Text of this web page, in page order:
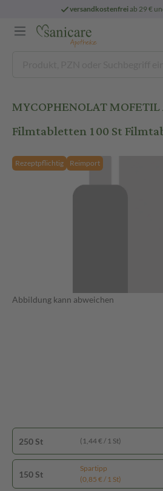
versandkostenfreiab 29 €
MYCOPHENOLAT
Filmtabletten 100 St
Rezeptpflichtig Reimport
Abbildung kann abweichen
250 St (1,44 € / 1 St)
150 St
Spartipp
(0,85 € / 1 St)